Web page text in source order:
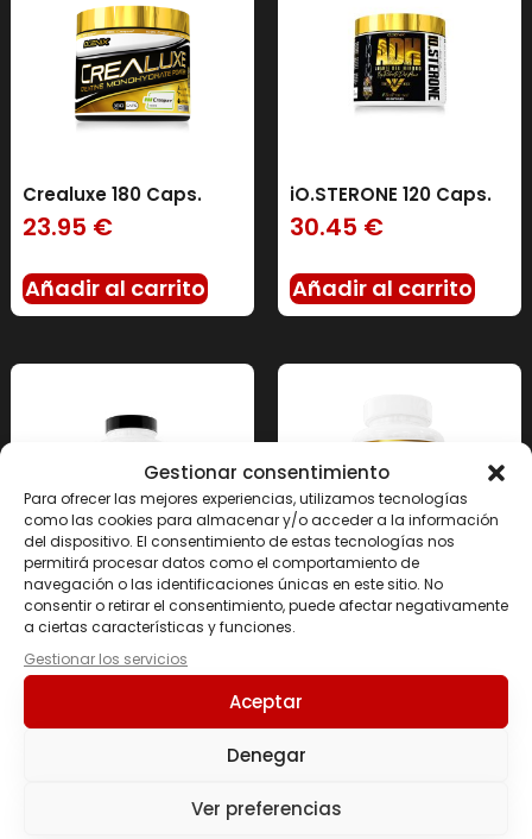
Gestionar consentimiento
Para ofrecer las mejores experiencias, utilizamos tecnologías
como las cookies para almacenar y/o acceder a la información
del dispositivo. El consentimiento de estas tecnologías nos
permitirá procesar datos como el comportamiento de
navegación o las identificaciones únicas en este sitio. No
consentir o retirar el consentimiento, puede afectar negativamente
a ciertas características y funciones.
Gestionar los servicios
Aceptar
Denegar
Ver preferencias
Crealuxe 180 Caps.
23.95 €
Añadir al carrito
iO.STERONE 120 Caps.
30.45 €
Añadir al carrito
DAA 3000 90 Caps.
20.95€
TRIBULUS + ZINC 100
21.95
Añadir al carrito